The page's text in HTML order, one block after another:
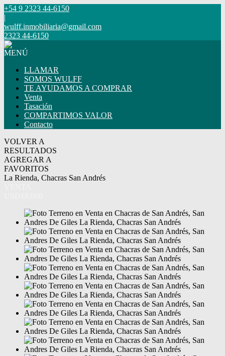
+54 9 2323 44-6150
|
wulff.inmobiliaria@gmail.com
2323 44-6150
MENÚ
LLAMAR
SOMOS WULFF
TE AYUDAMOS A COMPRAR
Venta
Tasación
COMPARTIMOS VALOR
Contacto
VOLVER A
RESULTADOS
AGREGAR A
FAVORITOS
La Rienda, Chacras San Andrés